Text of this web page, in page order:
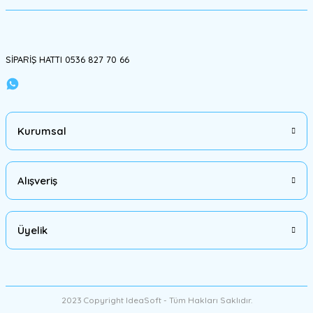
SİPARİŞ HATTI 0536 827 70 66
Kurumsal
Alışveriş
Üyelik
2023 Copyright IdeaSoft - Tüm Hakları Saklıdır.